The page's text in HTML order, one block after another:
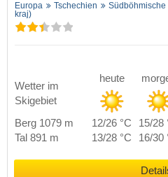
Europa Tschechien
kraj)
Wetter im
Skigebiet
heute
Berg 1079 m 12/26 °C 15/28
Tal 891 m
13/28 °C 16/30